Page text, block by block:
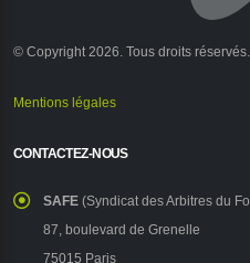
© Copyright 2026. Tous droits réservés.
Mentions légales
CONTACTEZ-NOUS
SAFE (Syndicat des Arbitres du
87, boulevard de Grenelle
75015 Paris